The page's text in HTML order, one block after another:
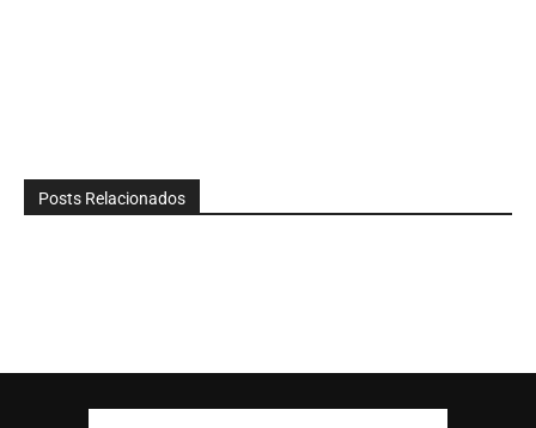
Posts Relacionados